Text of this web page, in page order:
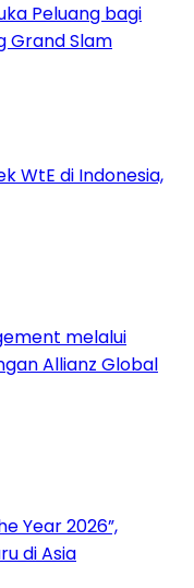
Peluang bagi
Grand Slam
WtE di Indonesia,
melalui
Allianz Global
Year 2026”,
di Asia